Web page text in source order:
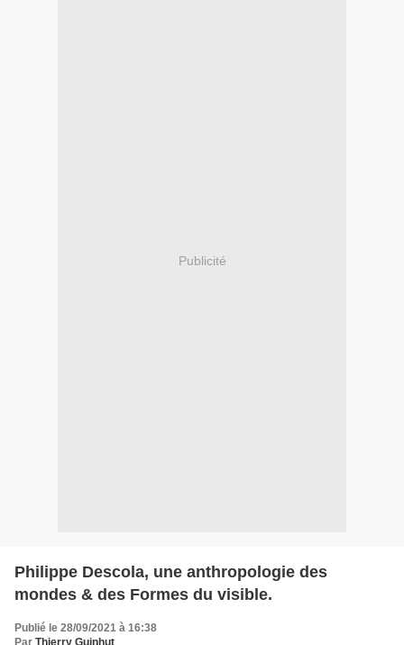
Publicité
Philippe Descola, une anthropologie des
mondes & des Formes du visible.
Publié le 28/09/2021 à 16:38
Par Thierry Guinhut